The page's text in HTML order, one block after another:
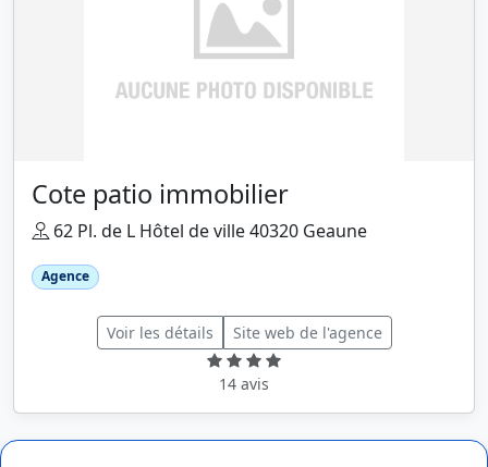
Cote patio immobilier
62 Pl. de L Hôtel de ville 40320 Geaune
Agence
Voir les détails Site web de l'agence
14 avis